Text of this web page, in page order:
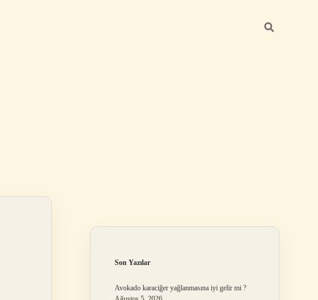
Son Yazılar
Avokado karaciğer yağlanmasına iyi gelir mi ?